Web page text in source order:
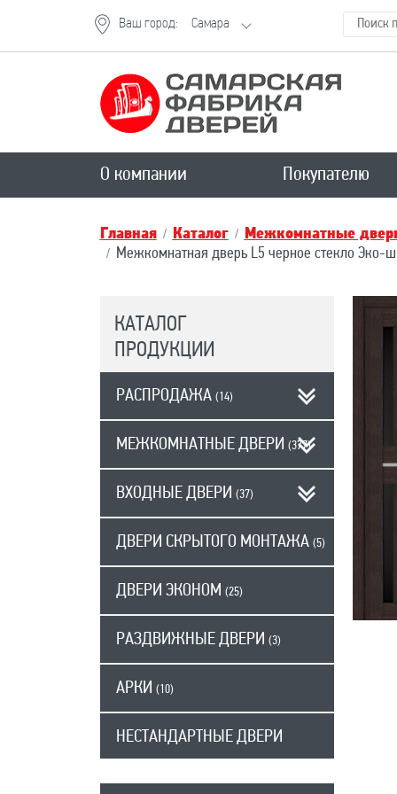
Ваш город: Самара
О компании Покупателю
Главная Каталог
Межкомнатные
Межкомнатная дверь L5 черное стекло Эко-
КАТАЛОГ
ПРОДУКЦИИ
РАСПРОДАЖА (14)
МЕЖКОМНАТНЫЕ ДВЕРИ (377)
ВХОДНЫЕ ДВЕРИ (37)
ДВЕРИ СКРЫТОГО МОНТАЖА (5)
ДВЕРИ ЭКОНОМ (25)
РАЗДВИЖНЫЕ ДВЕРИ (3)
АРКИ (10)
НЕСТАНДАРТНЫЕ ДВЕРИ